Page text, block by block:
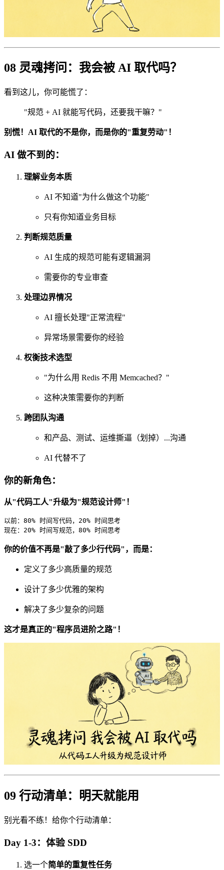
08 灵魂拷问：我会被 AI 取代吗？
看到这儿，你可能慌了：
"规范 + AI 就能写代码，还要我干嘛？"
别慌！AI 取代的不是你，而是你的"重复劳动"！
AI 做不到的：
理解业务本质
AI 不知道"为什么做这个功能"
只有你知道业务目标
判断规范质量
AI 生成的规范可能有逻辑漏洞
需要你的专业审查
处理边界情况
AI 擅长处理"正常流程"
异常场景需要你的经验
权衡技术选型
"为什么用 Redis 不用 Memcached？"
这种决策需要你的判断
跨团队沟通
和产品、测试、运维撕逼（划掉）...沟通
AI 代替不了
你的新角色：
从"代码工人"升级为"规范设计师"！
以前：80% 时间写代码，20% 时间思考
现在：20% 时间写规范，80% 时间思考
你的价值不再是"敲了多少行代码"，而是：
定义了多少高质量的规范
设计了多少优雅的架构
解决了多少复杂的问题
这才是真正的"程序员进阶之路"！
09 行动清单：明天就能用
别光看不练！给你个行动清单：
Day 1-3：体验 SDD
选一个简单的重复性任务